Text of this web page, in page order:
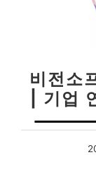
비전소
| 기업